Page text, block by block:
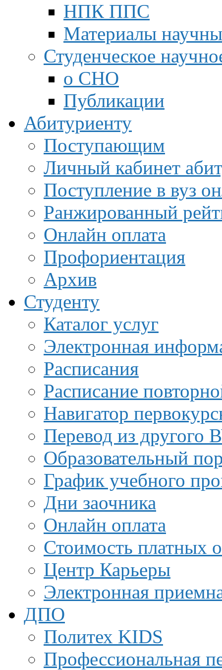
НПК ППС
Материалы
Студенческое
о СНО
Публикации
Абитуриенту
Поступающим
Личный кабинет
Поступление в вуз
Ранжированный
Онлайн оплата
Профориентация
Архив
Студенту
Каталог услуг
Электронная
Расписания
Расписание
Навигатор
Перевод из другого
Образовательный
График учебного
Дни заочника
Онлайн оплата
Стоимость платных
Центр Карьеры
Электронная
ДПО
Политех KIDS
Профессиональная